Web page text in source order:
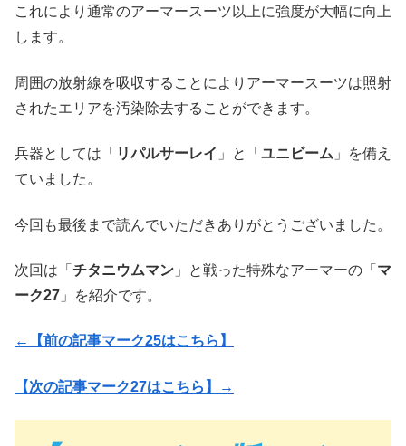
これにより通常のアーマースーツ以上に強度が大幅に向上
します。
周囲の放射線を吸収することによりアーマースーツは照射
されたエリアを汚染除去することができます。
兵器としては「 リパルサーレイ 」と「 ユニビーム 」を備え
ていました。
今回も最後まで読んでいただきありがとうございました。
次回は「 チタニウムマン 」と戦った特殊なアーマーの「 マ
ーク27 」を紹介です。
←【前の記事マーク25はこちら】
【次の記事マーク27はこちら】→